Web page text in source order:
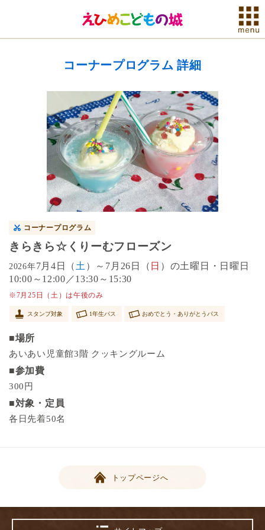
コーナープログラム 詳細
コーナープログラム
きらきら☆くりーむフローズン
2026年7月4日（ 土 ）～7月26日（ 日 ）の土曜日・日曜日
10:00～12:00／13:30～15:30
※7月25日（土）は午後のみ
スタンプ対象 1年生パス おめでとう・ありがとうパス
■場所
あいあい児童館3階 クッキングルーム
■参加費
300円
■対象・定員
各日先着50名
トップページへ